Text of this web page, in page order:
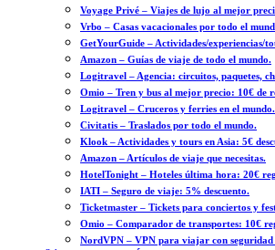
Voyage Privé – Viajes de lujo al mejor
Vrbo – Casas vacacionales por todo el
GetYourGuide – Actividades/experiencias/
Amazon – Guías de viaje de todo el mundo.
Logitravel – Agencia: circuitos, paquetes,
Omio – Tren y bus al mejor precio: 10€ de
Logitravel – Cruceros y ferries en el mundo.
Civitatis – Traslados por todo el mundo.
Klook – Actividades y tours en Asia: 5€
Amazon – Artículos de viaje que necesitas.
HotelTonight – Hoteles última hora: 20€
IATI – Seguro de viaje: 5% descuento.
Ticketmaster – Tickets para conciertos y
Omio – Comparador de transportes: 10€
NordVPN – VPN para viajar con